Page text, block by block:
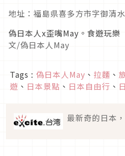
地址：福島県喜多方市字御清
偽日本人x歪嘴May。食遊玩樂
文/偽日本人May
Tags : 偽日本人May 、 拉麵 、
遊 、 日本景點 、 日本自由行 、
最新奇的日本